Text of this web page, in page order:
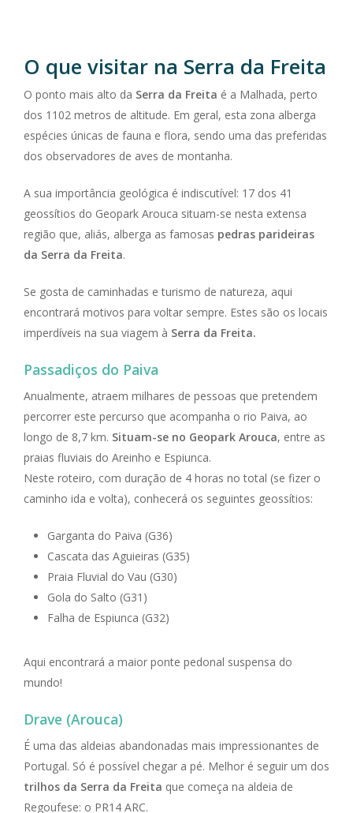
O que visitar na Serra da Freita
O ponto mais alto da Serra da Freita é a Malhada, perto
dos 1102 metros de altitude. Em geral, esta zona alberga
espécies únicas de fauna e flora, sendo uma das preferidas
dos observadores de aves de montanha.
A sua importância geológica é indiscutível: 17 dos 41
geossítios do Geopark Arouca situam-se nesta extensa
região que, aliás, alberga as famosas pedras parideiras
da Serra da Freita.
Se gosta de caminhadas e turismo de natureza, aqui
encontrará motivos para voltar sempre. Estes são os locais
imperdíveis na sua viagem à Serra da Freita.
Passadiços do Paiva
Anualmente, atraem milhares de pessoas que pretendem
percorrer este percurso que acompanha o rio Paiva, ao
longo de 8,7 km. Situam-se no Geopark Arouca, entre as
praias fluviais do Areinho e Espiunca.
Neste roteiro, com duração de 4 horas no total (se fizer o
caminho ida e volta), conhecerá os seguintes geossítios:
Garganta do Paiva (G36)
Cascata das Aguieiras (G35)
Praia Fluvial do Vau (G30)
Gola do Salto (G31)
Falha de Espiunca (G32)
Aqui encontrará a maior ponte pedonal suspensa do
mundo!
Drave (Arouca)
É uma das aldeias abandonadas mais impressionantes de
Portugal. Só é possível chegar a pé. Melhor é seguir um dos
trilhos da Serra da Freita que começa na aldeia de
Regoufese: o PR14 ARC.